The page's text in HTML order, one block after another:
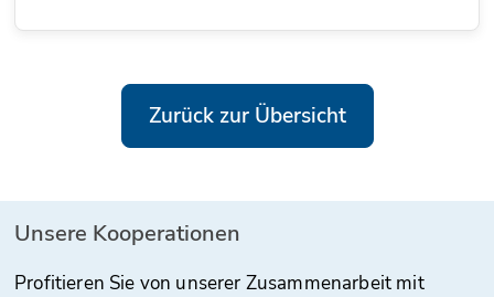
Zurück zur Übersicht
Unsere Kooperationen
Profitieren Sie von unserer Zusammenarbeit mit